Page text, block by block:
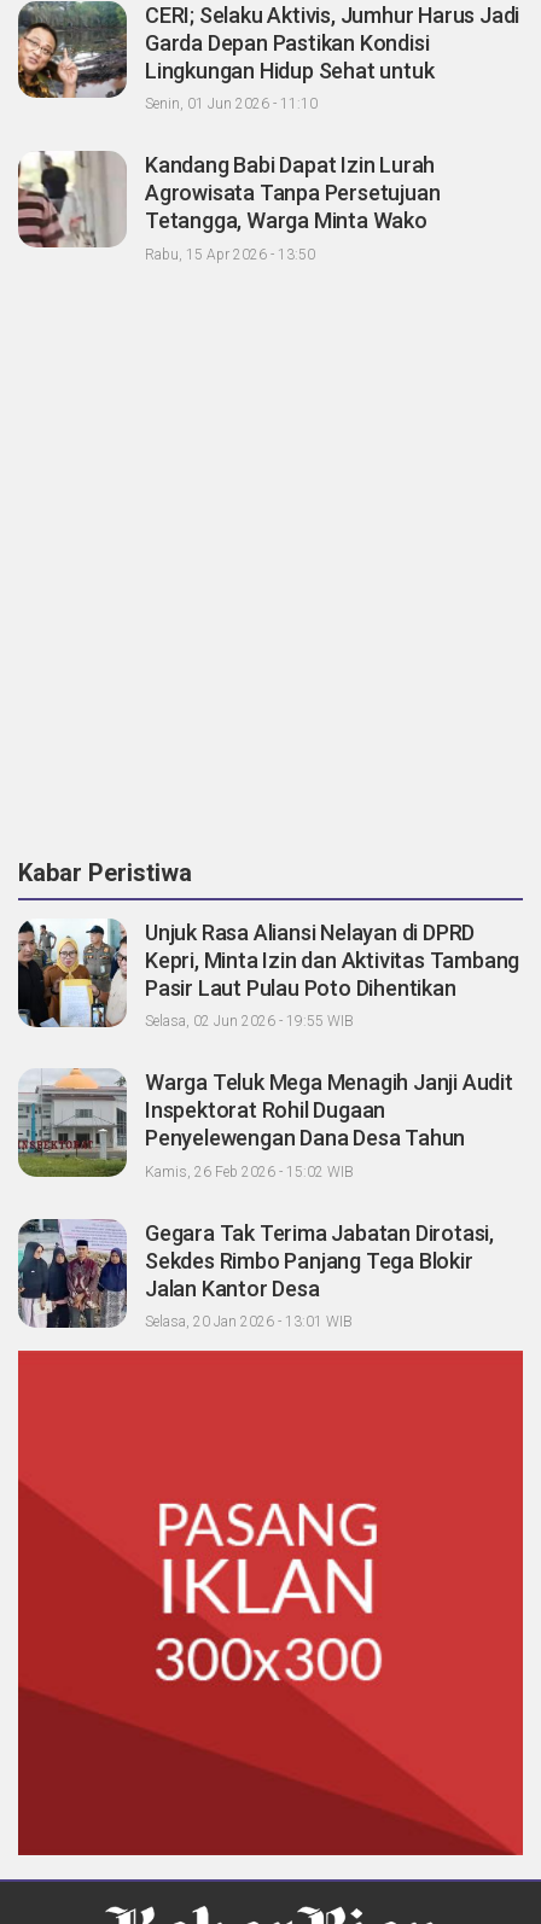
CERI; Selaku Aktivis, Jumhur Harus Jadi
Garda Depan Pastikan Kondisi
Lingkungan Hidup Sehat untuk
Masyarakat "Apalagi Setelah menjadi
Senin, 01 Jun 2026 - 11:10
Kandang Babi Dapat Izin Lurah
Agrowisata Tanpa Persetujuan
Tetangga, Warga Minta Wako
Pekanbaru Nonaktifkan Zulken
Rabu, 15 Apr 2026 - 13:50
Kabar Peristiwa
Unjuk Rasa Aliansi Nelayan di DPRD
Kepri, Minta Izin dan Aktivitas Tambang
Pasir Laut Pulau Poto Dihentikan
Selasa, 02 Jun 2026 - 19:55 WIB
Warga Teluk Mega Menagih Janji Audit
Inspektorat Rohil Dugaan
Penyelewengan Dana Desa Tahun
2023-2024
Kamis, 26 Feb 2026 - 15:02 WIB
Gegara Tak Terima Jabatan Dirotasi,
Sekdes Rimbo Panjang Tega Blokir
Jalan Kantor Desa
Selasa, 20 Jan 2026 - 13:01 WIB